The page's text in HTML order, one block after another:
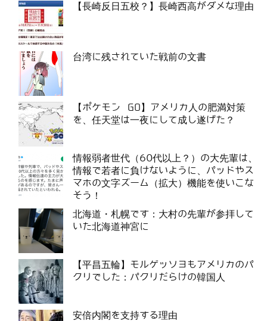
【長崎反日五校？】長崎西高がダメな理由
台湾に残されていた戦前の文書
【ポケモン GO】アメリカ人の肥満対策
を、任天堂は一夜にして成し遂げた？
情報弱者世代（60代以上？）の大先輩は、
情報で若者に負けないように、パッドやス
マホの文字ズーム（拡大）機能を使いこな
そう！
北海道・札幌です：大村の先輩が参拝して
いた北海道神宮に
【平昌五輪】モルゲッソヨもアメリカのパ
クリでした：パクリだらけの韓国人
安倍内閣を支持する理由